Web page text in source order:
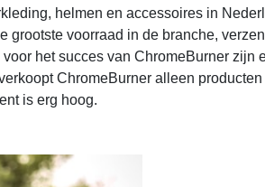
helmen en accessoires in
grootste voorraad in de branche,
het succes van ChromeBurner zijn
ChromeBurner alleen
is erg hoog.